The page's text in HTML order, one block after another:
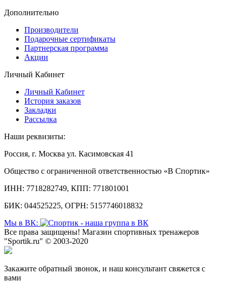
Дополнительно
Производители
Подарочные сертификаты
Партнерская программа
Акции
Личный Кабинет
Личный Кабинет
История заказов
Закладки
Рассылка
Наши реквизиты:
Россия, г. Москва ул. Касимовская 41
Общество с ограниченной ответственностью «В Спортик»
ИНН: 7718282749, КПП: 771801001
БИК: 044525225, ОГРН: 5157746018832
Мы в ВК:
Все права защищены! Магазин спортивных тренажеров
"Sportik.ru" © 2003-2020
Закажите обратный звонок, и наш консультант свяжется с
вами